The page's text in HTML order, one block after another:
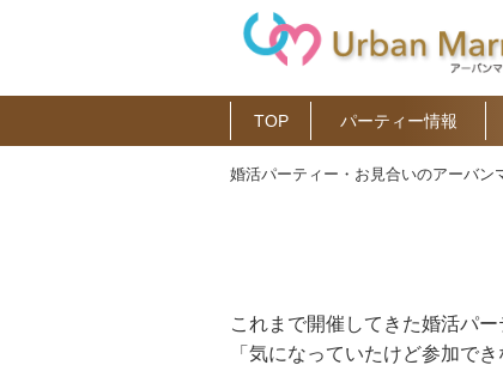
TOP パーティー情報
婚活パーティー・お見合いのアーバン
これまで開催してきた婚活パ
「気になっていたけど参加で